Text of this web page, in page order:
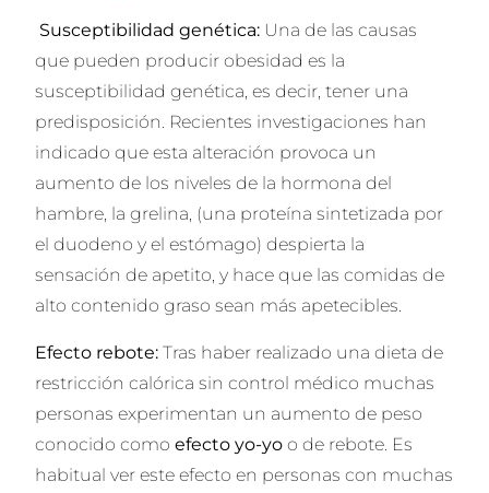
Susceptibilidad genética: Una de las causas
que pueden producir obesidad es la
susceptibilidad genética, es decir, tener una
predisposición. Recientes investigaciones han
indicado que esta alteración provoca un
aumento de los niveles de la hormona del
hambre, la grelina, (una proteína sintetizada por
el duodeno y el estómago) despierta la
sensación de apetito, y hace que las comidas de
alto contenido graso sean más apetecibles.
Efecto rebote:Tras haber realizado una dieta de
restricción calórica sin control médico muchas
personas experimentan un aumento de peso
conocido comoefecto yo-yo o de rebote. Es
habitual ver este efecto en personas con muchas